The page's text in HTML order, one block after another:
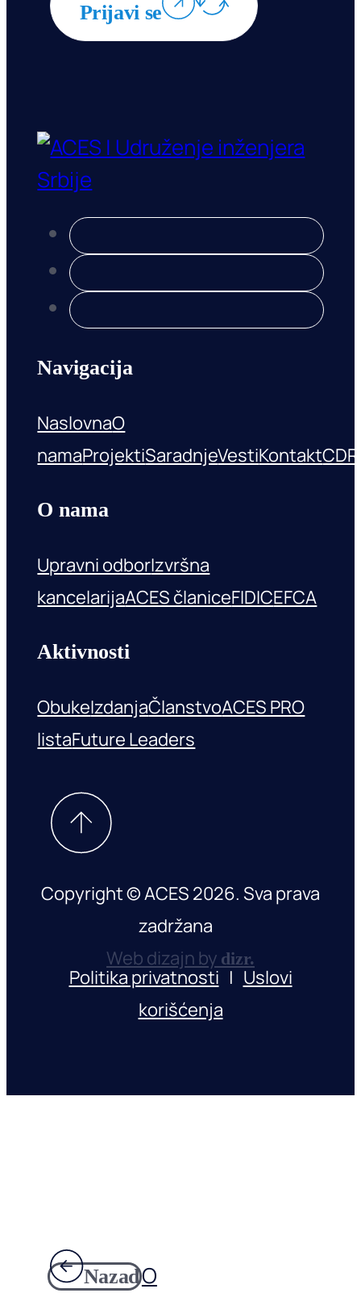
Prijavi se
Navigacija
NaslovnaO
namaProjektiSaradnjeVestiKontakt
O nama
Upravni odborIzvršna
kancelarijaACES članiceFIDICEFCA
Aktivnosti
ObukeIzdanjaČlanstvoACES PRO
listaFuture Leaders
Copyright © ACES 2026. Sva prava
zadržana
Web dizajn by dizr.
Politika privatnosti | Uslovi
korišćenja
NazadO